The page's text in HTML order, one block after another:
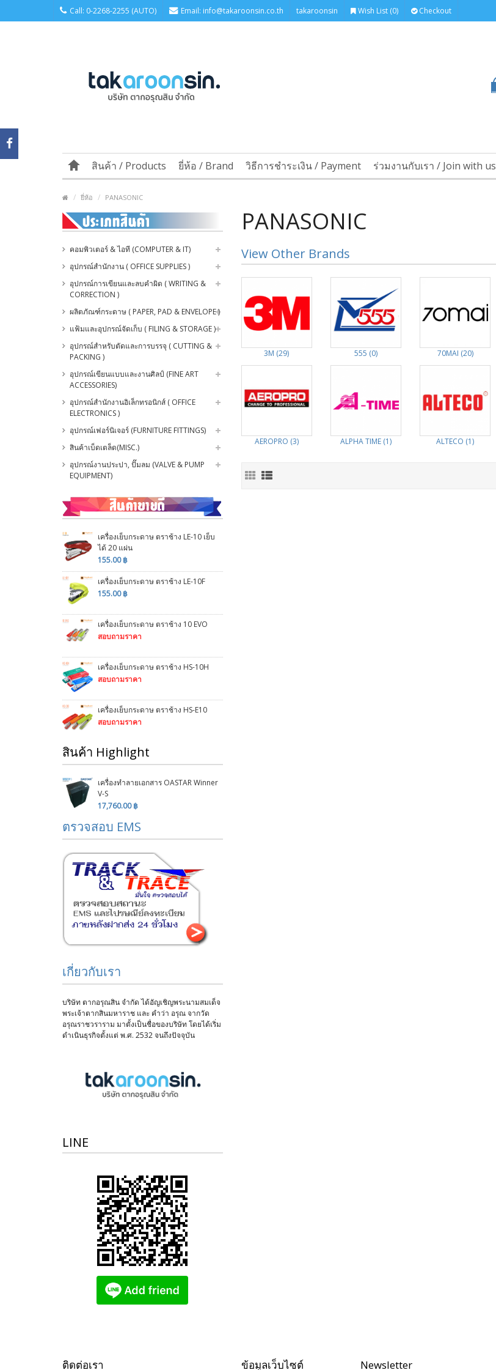
Call: 0-2268-2255 (AUTO) Email: info@takaroonsin.co.th takaroonsin Wish List (0) Checkout
สินค้า / Products ยี่ห้อ / Brand วิธีการชำระเงิน / Payment ร่วมงานกับเรา / Join with us
ยี่ห้อ PANASONIC
คอมพิวเตอร์ & ไอที (COMPUTER & IT)
อุปกรณ์สำนักงาน ( OFFICE SUPPLIES )
อุปกรณ์การเขียนและลบคำผิด ( WRITING &
CORRECTION )
ผลิตภัณฑ์กระดาษ ( PAPER, PAD & ENVELOPE )
แฟ้มและอุปกรณ์จัดเก็บ ( FILING & STORAGE )
อุปกรณ์สำหรับตัดและการบรรจุ ( CUTTING &
PACKING )
อุปกรณ์เขียนแบบและงานศิลป์ (FINE ART
ACCESSORIES)
อุปกรณ์สำนักงานอิเล็กทรอนิกส์ ( OFFICE
ELECTRONICS )
อุปกรณ์เฟอร์นิเจอร์ (FURNITURE FITTINGS)
สินค้าเบ็ดเตล็ด(MISC.)
อุปกรณ์งานประปา, ปั๊มลม (VALVE & PUMP
EQUIPMENT)
เครื่องเย็บกระดาษ ตราช้าง LE-10 เย็บ
ได้ 20 แผ่น
155.00 ฿
เครื่องเย็บกระดาษ ตราช้าง LE-10F
155.00 ฿
เครื่องเย็บกระดาษ ตราช้าง 10 EVO
สอบถามราคา
เครื่องเย็บกระดาษ ตราช้าง HS-10H
สอบถามราคา
เครื่องเย็บกระดาษ ตราช้าง HS-E10
สอบถามราคา
สินค้า Highlight
เครื่องทำลายเอกสาร OASTAR Winner
V-S
17,760.00 ฿
ตรวจสอบ EMS
เกี่ยวกับเรา
บริษัท ตากอรุณสิน จำกัด ได้อัญเชิญพระนามสมเด็จ
พระเจ้าตากสินมหาราช และ คำว่า อรุณ จากวัด
อรุณราชวราราม มาตั้งเป็นชื่อของบริษัท โดยได้เริ่ม
ดำเนินธุรกิจตั้งแต่ พ.ศ. 2532 จนถึงปัจจุบัน
LINE
PANASONIC
View Other Brands
3M (29) 555 (0) 70MAI (20)
AEROPRO (3) ALPHA TIME (1) ALTECO (1)
ติดต่อเรา ข้อมูลเว็บไซต์ Newsletter